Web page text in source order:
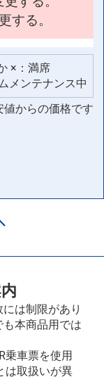
する。
×：満席
メンテナンス中
値からの価格です
は制限があり
本商品用では
乗車票を使用
は取扱いが異